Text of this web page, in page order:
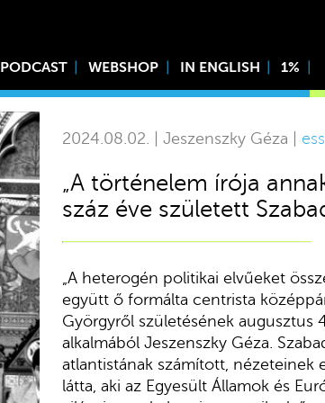
PODCAST WEBSHOP IN ENGLISH 1%
2024.08.02. | Jeszenszky Géza |
„A történelem írója
száz éve született
„A heterogén politikai elvűeket
együtt ő formálta centrista
Györgyről születésének augusztus
alkalmából Jeszenszky Géza.
atlantistának számított, nézeteinek
látta, aki az Egyesült Államok és